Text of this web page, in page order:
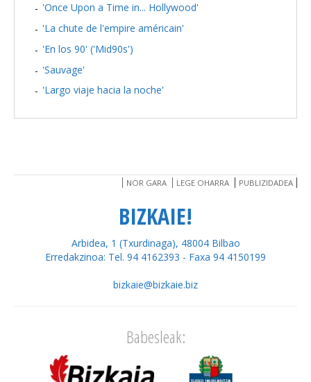
'Once Upon a Time in... Hollywood'
'La chute de l'empire américain'
'En los 90' ('Mid90s')
'Sauvage'
'Largo viaje hacia la noche'
NOR GARA LEGE OHARRA PUBLIZIDADEA
BIZKAIE!
Arbidea, 1 (Txurdinaga), 48004 Bilbao
Erredakzinoa: Tel. 94 4162393 - Faxa 94 4150199
bizkaie@bizkaie.biz
Babesleak: